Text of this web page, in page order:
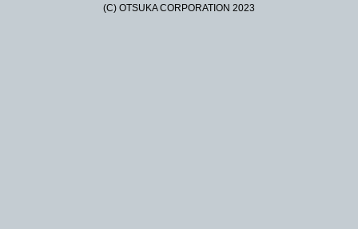
(C) OTSUKA CORPORATION 2023